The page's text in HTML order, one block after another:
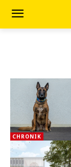
CHRONIK